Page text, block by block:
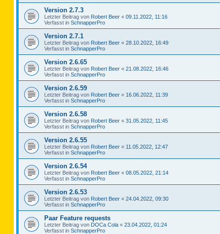
Version 2.7.3
Letzter Beitrag von Robert Beer « 09.11.2022, 11:16
Verfasst in SchnapperPro
Version 2.7.1
Letzter Beitrag von Robert Beer « 28.10.2022, 16:49
Verfasst in SchnapperPro
Version 2.6.65
Letzter Beitrag von Robert Beer « 21.08.2022, 16:46
Verfasst in SchnapperPro
Version 2.6.59
Letzter Beitrag von Robert Beer « 16.06.2022, 11:39
Verfasst in SchnapperPro
Version 2.6.58
Letzter Beitrag von Robert Beer « 31.05.2022, 11:45
Verfasst in SchnapperPro
Version 2.6.55
Letzter Beitrag von Robert Beer « 11.05.2022, 12:47
Verfasst in SchnapperPro
Version 2.6.54
Letzter Beitrag von Robert Beer « 08.05.2022, 21:14
Verfasst in SchnapperPro
Version 2.6.53
Letzter Beitrag von Robert Beer « 24.04.2022, 09:30
Verfasst in SchnapperPro
Paar Feature requests
Letzter Beitrag von DOCa Cola « 23.04.2022, 01:24
Verfasst in SchnapperPro